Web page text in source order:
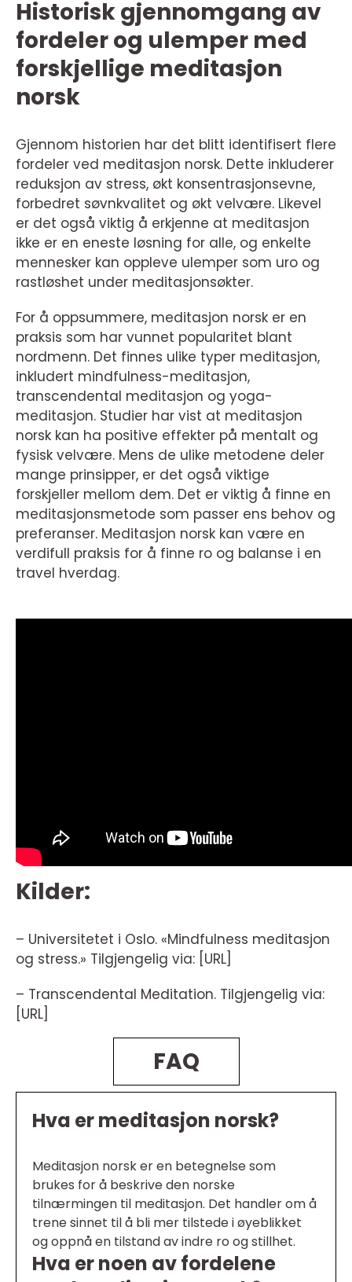
Historisk gjennomgang av
fordeler og ulemper med
forskjellige meditasjon
norsk
Gjennom historien har det blitt identifisert flere
fordeler ved meditasjon norsk. Dette inkluderer
reduksjon av stress, økt konsentrasjonsevne,
forbedret søvnkvalitet og økt velvære. Likevel
er det også viktig å erkjenne at meditasjon
ikke er en eneste løsning for alle, og enkelte
mennesker kan oppleve ulemper som uro og
rastløshet under meditasjonsøkter.
For å oppsummere, meditasjon norsk er en
praksis som har vunnet popularitet blant
nordmenn. Det finnes ulike typer meditasjon,
inkludert mindfulness-meditasjon,
transcendental meditasjon og yoga-
meditasjon. Studier har vist at meditasjon
norsk kan ha positive effekter på mentalt og
fysisk velvære. Mens de ulike metodene deler
mange prinsipper, er det også viktige
forskjeller mellom dem. Det er viktig å finne en
meditasjonsmetode som passer ens behov og
preferanser. Meditasjon norsk kan være en
verdifull praksis for å finne ro og balanse i en
travel hverdag.
Kilder:
– Universitetet i Oslo. «Mindfulness meditasjon
og stress.» Tilgjengelig via: [URL]
– Transcendental Meditation. Tilgjengelig via:
[URL]
FAQ
Hva er meditasjon norsk?
Meditasjon norsk er en betegnelse som
brukes for å beskrive den norske
tilnærmingen til meditasjon. Det handler om å
trene sinnet til å bli mer tilstede i øyeblikket
og oppnå en tilstand av indre ro og stillhet.
Hva er noen av fordelene